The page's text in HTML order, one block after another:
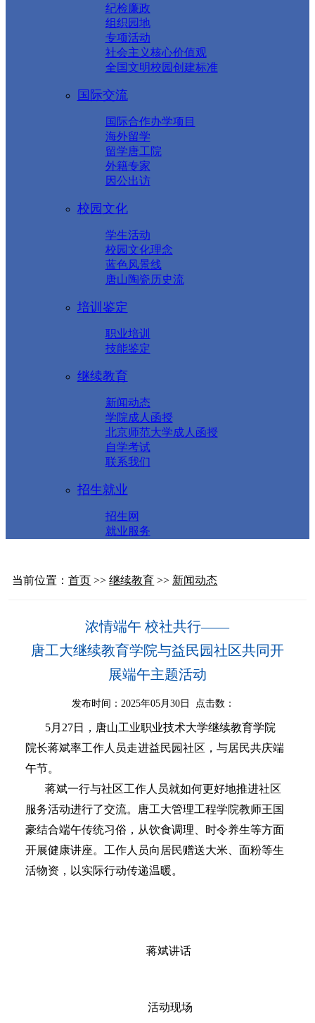
纪检廉政
组织园地
专项活动
社会主义核心价值观
全国文明校园创建标准
国际交流
国际合作办学项目
海外留学
留学唐工院
外籍专家
因公出访
校园文化
学生活动
校园文化理念
蓝色风景线
唐山陶瓷历史流
培训鉴定
职业培训
技能鉴定
继续教育
新闻动态
学院成人函授
北京师范大学成人函授
自学考试
联系我们
招生就业
招生网
就业服务
当前位置：首页 >>继续教育 >> 新闻动态
浓情端午 校社共行——
唐工大继续教育学院与益民园社区共同开
展端午主题活动
发布时间：2025年05月30日 点击数：
5月27日，唐山工业职业技术大学继续教育学院
院长蒋斌率工作人员走进益民园社区，与居民共庆端
午节。
蒋斌一行与社区工作人员就如何更好地推进社区
服务活动进行了交流。唐工大管理工程学院教师王国
豪结合端午传统习俗，从饮食调理、时令养生等方面
开展健康讲座。工作人员向居民赠送大米、面粉等生
活物资，以实际行动传递温暖。
蒋斌讲话
活动现场